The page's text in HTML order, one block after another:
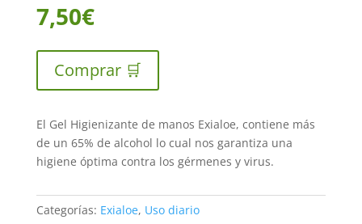
7,50€
Comprar 🛒
El Gel Higienizante de manos Exialoe, contiene más
de un 65% de alcohol lo cual nos garantiza una
higiene óptima contra los gérmenes y virus.
Categorías: Exialoe, Uso diario